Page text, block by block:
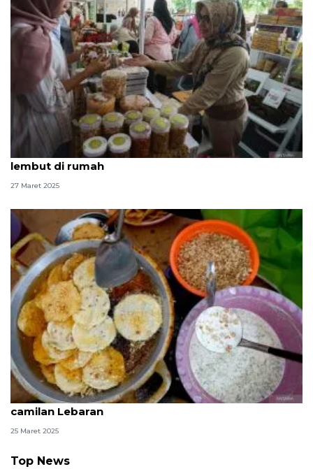
Cara membuat kue Lebaran putri salju enak dan
lembut di rumah
27 Maret 2025
Resep dan cara buat rempeyek kacang untuk
camilan Lebaran
25 Maret 2025
Top News